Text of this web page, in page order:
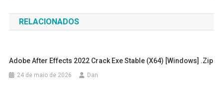
de
Post
RELACIONADOS
Adobe After Effects 2022 Crack Exe Stable (x64) [Windows] .zip
24 de maio de 2026 Dan